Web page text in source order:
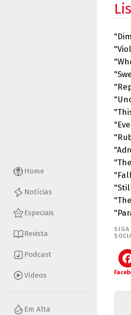
Home
Notícias
Especiais
Revista
Podcast
Vídeos
Em Alta
SIGA